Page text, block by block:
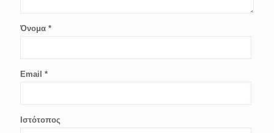
Όνομα *
Email *
Ιστότοπος